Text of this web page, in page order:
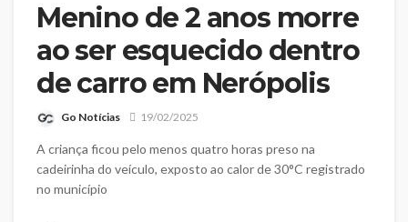
Menino de 2 anos morre
ao ser esquecido dentro
de carro em Nerópolis
Go Notícias 19/02/2025
A criança ficou pelo menos quatro horas preso na
cadeirinha do veículo, exposto ao calor de 30°C registrado
no município